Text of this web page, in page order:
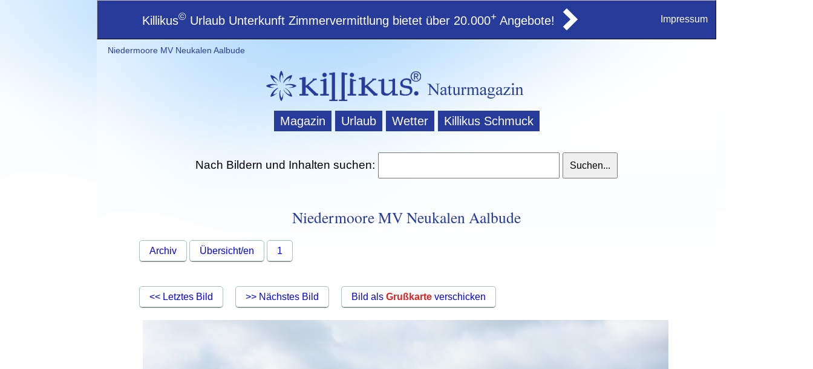
Killikus© Urlaub Unterkunft Zimmervermittlung bietet über 20.000+ Angebote! Impressum
Niedermoore MV Neukalen Aalbude
Magazin Urlaub Wetter Killikus Schmuck
Nach Bildern und Inhalten suchen:
Niedermoore MV Neukalen Aalbude
Archiv Übersicht/en 1
<< Letztes Bild >> Nächstes Bild Bild als Grußkarteverschicken